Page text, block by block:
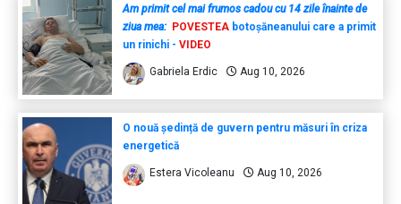
Am primit cel mai frumos cadou cu 14 zile înainte de
ziua mea: POVESTEAbotoșăneanului care a primit
un rinichi - VIDEO
Gabriela Erdic Aug 10, 2026
O nouă ședință de guvern pentru măsuri în criza
energetică
Estera Vicoleanu Aug 10, 2026